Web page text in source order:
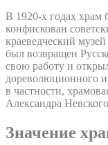
В 1920-х годах храм
конфискован
краеведческий
был возвращен
свою работу и
дореволюционного
в частности,
Александра
Значение